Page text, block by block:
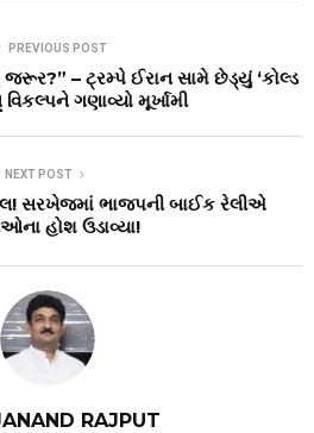
PREVIOUS POST
– ટ્રમ્પે ઈરાન સામે છેડ્યું ‘કોલ્ડ
વિકલ્પને ગણાવ્યો મૂર્ખામી
NEXT POST
સરખેજમાં ભાજપની બાઈક રેલીએ
હોશ ઉડાવ્યા!
RAJPUT